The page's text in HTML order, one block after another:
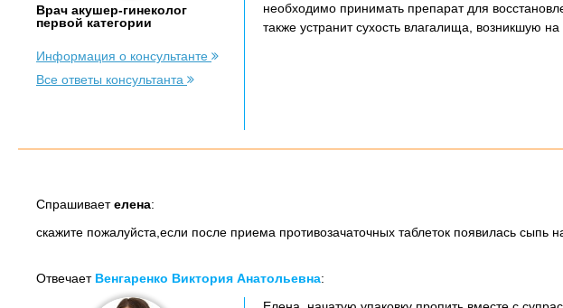
Врач акушер-гинеколог
первой категории
Информация о консультанте
Все ответы консультанта
необходимо принимать препарат для
также устранит сухость влагалища, возникшую
Спрашиваетелена:
скажите пожалуйста,если после приема противозачаточных таблеток появилась сыпь
Отвечает Венгаренко Виктория Анатольевна: